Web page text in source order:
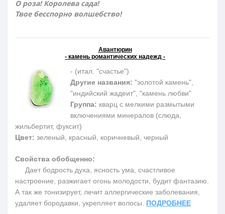
О роза! Королева сада!
Твое бесспорно волшебство!
Авантюрин
- камень романтических надежд -
- (итал. "счастье")
Другие названия: "золотой камень",
"индийский жадеит", "камень любви"
Группа: кварц с мелкими размытыми
включениями минералов (слюда,
жильбертит, фуксит)
Цвет: зеленый, красный, коричневый, черный
Свойства обобщенно:
Дает бодрость духа, ясность ума, счастливое
настроение, разжигает огонь молодости, будит фантазию.
А так же тонизирует, лечит аллергические заболевания,
удаляет бородавки, укрепляет волосы. ПОДРОБНЕЕ